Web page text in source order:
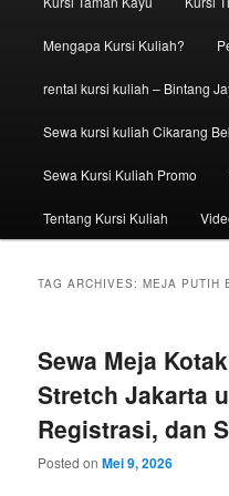
Mengapa Kursi Kuliah?
rental kursi kuliah – Bintang
Sewa kursi kuliah Cikarang
Sewa Kursi Kuliah Promo
Tentang Kursi Kuliah
TAG ARCHIVES:MEJA PUTIH
Sewa Meja
Stretch Jakarta
Registrasi, dan
Posted onMei 9, 2026